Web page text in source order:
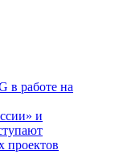
в работе на
и
проектов